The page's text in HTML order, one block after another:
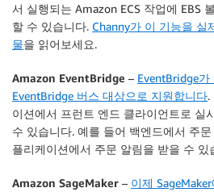
서 실행되는 Amazon ECS 작업에 EBS
할 수 있습니다. Channy가 이 기능을 실
물을 읽어보세요.
Amazon EventBridge – EventBridge가
EventBridge 버스 대상으로 지원합니다.
이션에서 프런트 엔드 클라이언트로 실
수 있습니다. 예를 들어 백엔드에서 주
플리케이션에서 주문 알림을 받을 수 있
Amazon SageMaker – 이제